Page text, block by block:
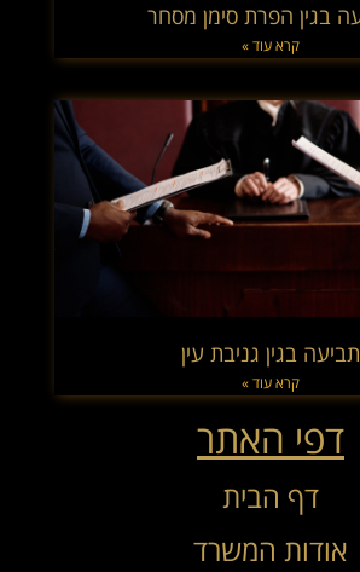
בגין הפרת סימן מסחר
קרא עוד »
תביעה בגין גניבת עין
קרא עוד »
דפי האתר
דף הבית
אודות המשרד